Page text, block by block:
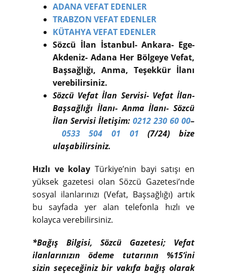
ADANA VEFAT EDENLER
TRABZON VEFAT EDENLER
KÜTAHYA VEFAT EDENLER
Sözcü İlan İstanbul- Ankara- Ege-
Akdeniz- Adana Her Bölgeye Vefat,
Başsağlığı, Anma, Teşekkür İlanı
verebilirsiniz.
Sözcü Vefat İlan Servisi- Vefat İlan-
Başsağlığı İlanı- Anma İlanı- Sözcü
İlan Servisi İletişim: 0212 230 60 00–
0533 504 01 01 (7/24) bize
ulaşabilirsiniz.
Hızlı ve kolay Türkiye’nin bayi satışı en
yüksek gazetesi olan Sözcü Gazetesi’nde
sosyal ilanlarınızı (Vefat, Başsağlığı) artık
bu sayfada yer alan telefonla hızlı ve
kolayca verebilirsiniz.
*Bağış Bilgisi, Sözcü Gazetesi; Vefat
ilanlarınızın ödeme tutarının %15’ini
sizin seçeceğiniz bir vakıfa bağış olarak